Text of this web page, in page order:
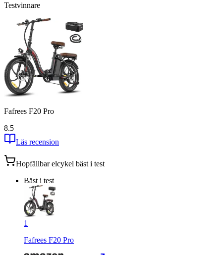
Testvinnare
Fafrees F20 Pro
8.5
Läs recension
Hopfällbar elcykel bäst i test
Bäst i test
1
Fafrees F20 Pro